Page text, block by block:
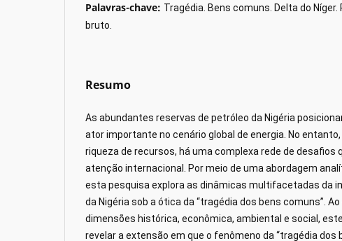
Palavras-chave: Tragédia. Bens comuns. Delta do
bruto.
Resumo
As abundantes reservas de petróleo da Nigéria
ator importante no cenário global de energia. No
riqueza de recursos, há uma complexa rede de desafios
atenção internacional. Por meio de uma abordagem
esta pesquisa explora as dinâmicas multifacetadas da
da Nigéria sob a ótica da “tragédia dos bens comuns”.
dimensões histórica, econômica, ambiental e social,
revelar a extensão em que o fenômeno da “tragédia dos